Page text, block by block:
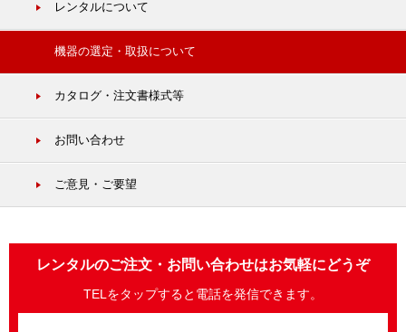
レンタルについて
機器の選定・取扱について
カタログ・注文書様式等
お問い合わせ
ご意見・ご要望
レンタルのご注文・お問い合わせはお気軽にどうぞ
TELをタップすると電話を発信できます。